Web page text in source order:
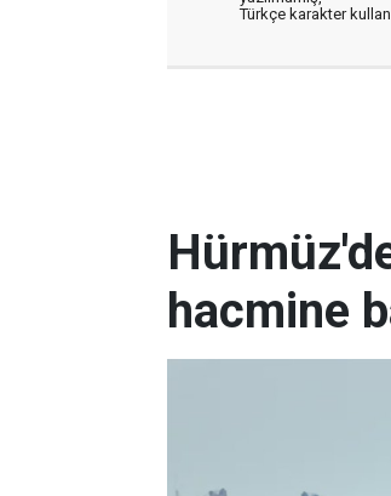
Türkçe karakter
hacmine